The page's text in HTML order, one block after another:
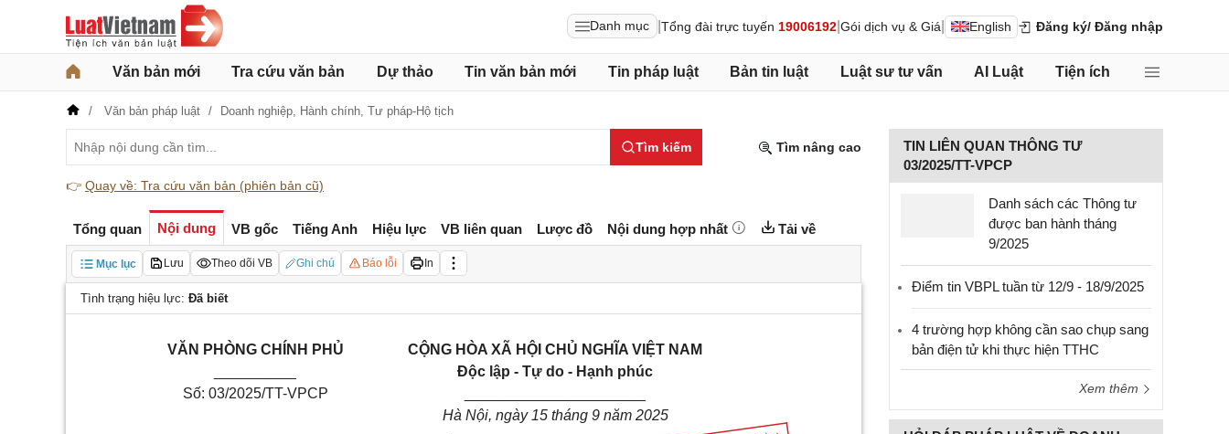
Danh mục Tổng đài trực tuyến 19006192 Gói dịch vụ & Giá English Đăng ký/ Đăng nhập
Văn bản mới Tra cứu văn bản Dự thảo Tin văn bản mới Tin pháp luật Bản tin luật Luật sư tư vấn AI Luật Tiện ích
Văn bản pháp luật Doanh nghiệp, Hành chính, Tư pháp-Hộ tịch
Tìm kiếm Tìm nâng cao
👉 Quay về: Tra cứu văn bản (phiên bản cũ)
Tổng quan Nội dung VB gốc Tiếng Anh Hiệu lực VB liên quan Lược đồ Nội dung hợp nhất Tải về
Mục lục Lưu Theo dõi VB Ghi chú Báo lỗi In
Tình trạng hiệu lực: Đã biết
VĂN PHÒNG CHÍNH PHỦ
Số: 03/2025/TT-VPCP
CỘNG HÒA XÃ HỘI CHỦ NGHĨA VIỆT NAM
Độc lập - Tự do - Hạnh phúc
Hà Nội, ngày 15 tháng 9 năm 2025
TIN LIÊN QUAN THÔNG TƯ
03/2025/TT-VPCP
Danh sách các Thông tư
được ban hành tháng
9/2025
Điểm tin VBPL tuần từ 12/9 - 18/9/2025
4 trường hợp không cần sao chụp sang
bản điện tử khi thực hiện TTHC
Xem thêm